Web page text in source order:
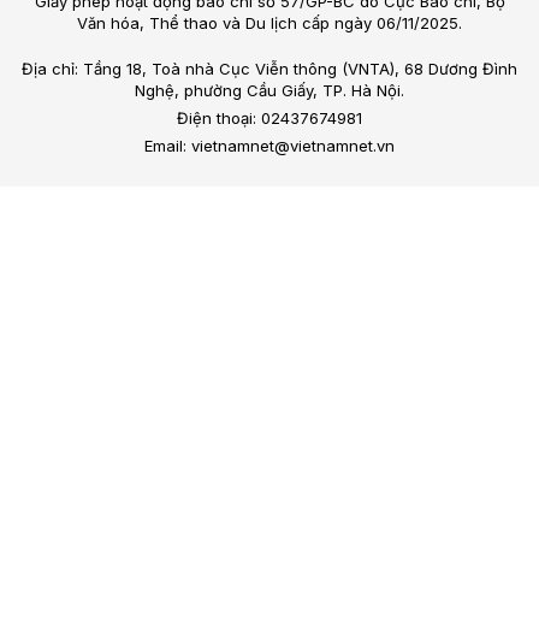
Văn hóa, Thể thao và Du lịch cấp ngày 06/11/2025.
Địa chỉ: Tầng 18, Toà nhà Cục Viễn thông (VNTA), 68 Dương Đình
Nghệ, phường Cầu Giấy, TP. Hà Nội.
Điện thoại: 02437674981
Email: vietnamnet@vietnamnet.vn